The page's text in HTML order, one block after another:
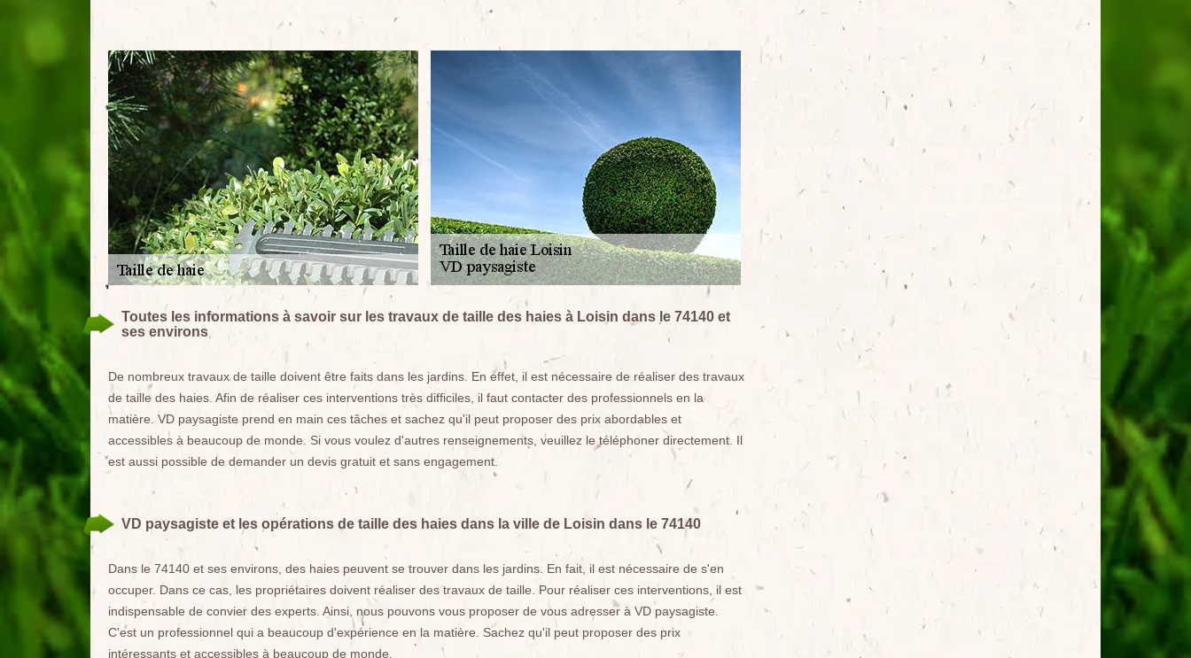
Toutes les informations à savoir sur les travaux de taille des haies à Loisin dans le 74140 et
ses environs
De nombreux travaux de taille doivent être faits dans les jardins. En effet, il est nécessaire de réaliser des travaux
de taille des haies. Afin de réaliser ces interventions très difficiles, il faut contacter des professionnels en la
matière. VD paysagiste prend en main ces tâches et sachez qu'il peut proposer des prix abordables et
accessibles à beaucoup de monde. Si vous voulez d'autres renseignements, veuillez le téléphoner directement. Il
est aussi possible de demander un devis gratuit et sans engagement.
VD paysagiste et les opérations de taille des haies dans la ville de Loisin dans le 74140
Dans le 74140 et ses environs, des haies peuvent se trouver dans les jardins. En fait, il est nécessaire de s'en
occuper. Dans ce cas, les propriétaires doivent réaliser des travaux de taille. Pour réaliser ces interventions, il est
indispensable de convier des experts. Ainsi, nous pouvons vous proposer de vous adresser à VD paysagiste.
C'est un professionnel qui a beaucoup d'expérience en la matière. Sachez qu'il peut proposer des prix
intéressants et accessibles à beaucoup de monde.